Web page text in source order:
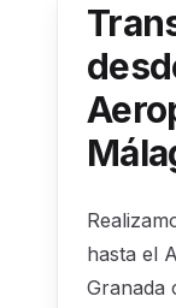
hasta el
Granada